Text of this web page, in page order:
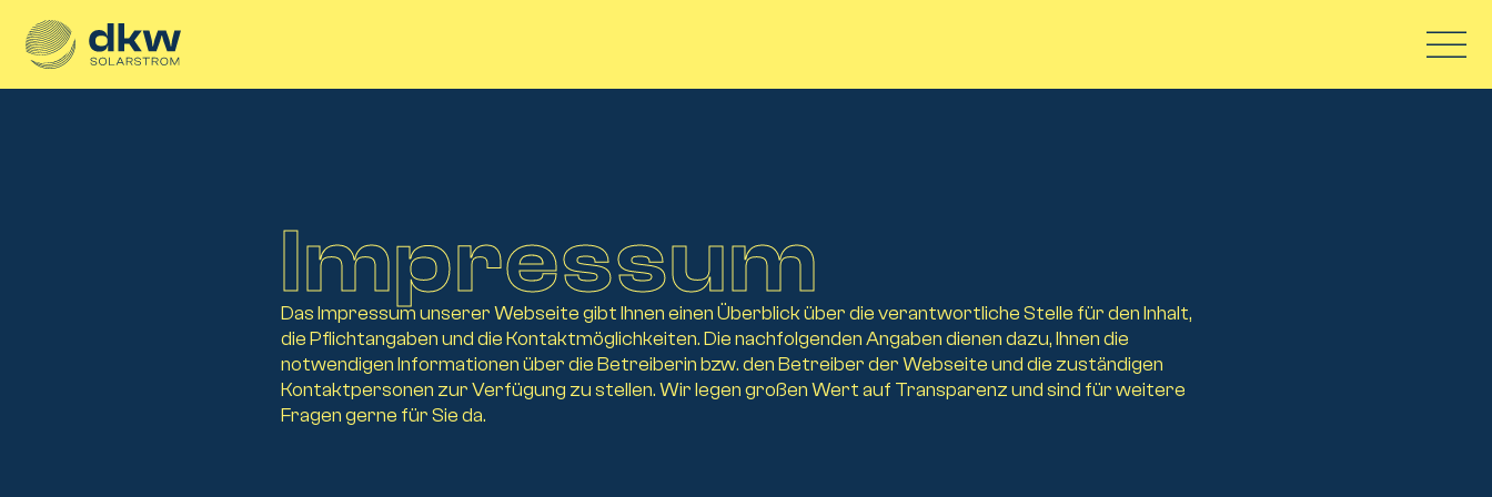
springen
Impressum
Das Impressum unserer Webseite gibt Ihnen einen Überblick über die verantwortliche Stelle für den Inhalt,
die Pflichtangaben und die Kontaktmöglichkeiten. Die nachfolgenden Angaben dienen dazu, Ihnen die
notwendigen Informationen über die Betreiberin bzw. den Betreiber der Webseite und die zuständigen
Kontaktpersonen zur Verfügung zu stellen. Wir legen großen Wert auf Transparenz und sind für weitere
Fragen gerne für Sie da.